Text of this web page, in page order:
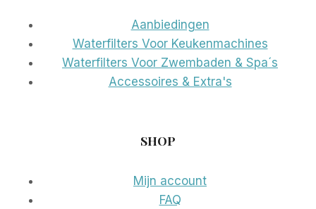
Aanbiedingen
Waterfilters Voor Keukenmachines
Waterfilters Voor Zwembaden & Spa´s
Accessoires & Extra's
SHOP
Mijn account
FAQ